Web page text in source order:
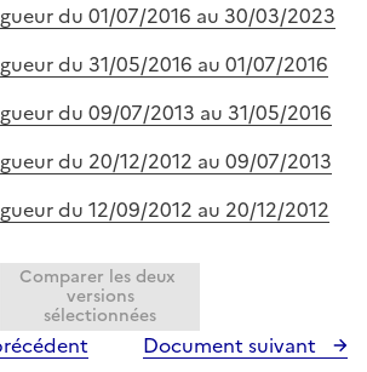
du 01/07/2016 au 30/03/2023
du 31/05/2016 au 01/07/2016
du 09/07/2013 au 31/05/2016
du 20/12/2012 au 09/07/2013
du 12/09/2012 au 20/12/2012
Comparer les deux
versions
sélectionnées
Document suivant